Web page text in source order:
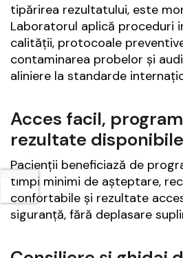
tipărirea rezultatului, este
Laboratorul aplică proceduri
calității, protocoale
contaminarea probelor și
aliniere la standarde
Acces facil,
rezultate
Pacienții beneficiază de
timpi minimi de așteptare,
confortabile și rezultate
siguranță, fără deplasare